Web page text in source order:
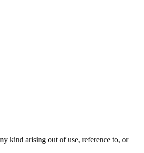
kind arising out of use, reference to, or